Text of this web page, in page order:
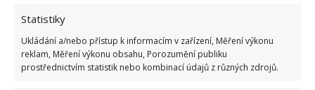
Statistiky
Ukládání a/nebo přístup k informacím v zařízení, Měření výkonu
reklam, Měření výkonu obsahu, Porozumění publiku
prostřednictvím statistik nebo kombinací údajů z různých zdrojů.